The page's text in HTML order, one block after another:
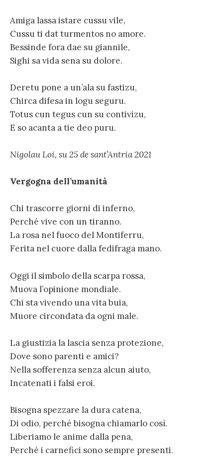
Amiga lassa istare cussu vile,
Cussu ti dat turmentos no amore.
Bessinde fora dae su giannile,
Sighi sa vida sena su dolore.
Deretu pone a un’ala su fastizu,
Chirca difesa in logu seguru.
Totus cun tegus cun su contivizu,
E so acanta a tie deo puru.
Nigolau Loi, su 25 de sant’Antria 2021
Vergogna dell’umanità
Chi trascorre giorni di inferno,
Perché vive con un tiranno.
La rosa nel fuoco del Montiferru,
Ferita nel cuore dalla fedifraga mano.
Oggi il simbolo della scarpa rossa,
Muova l’opinione mondiale.
Chi sta vivendo una vita buia,
Muore circondata da ogni male.
La giustizia la lascia senza protezione,
Dove sono parenti e amici?
Nella sofferenza senza alcun aiuto,
Incatenati i falsi eroi.
Bisogna spezzare la dura catena,
Di odio, perché bisogna chiamarlo così.
Liberiamo le anime dalla pena,
Perché i carnefici sono sempre presenti.